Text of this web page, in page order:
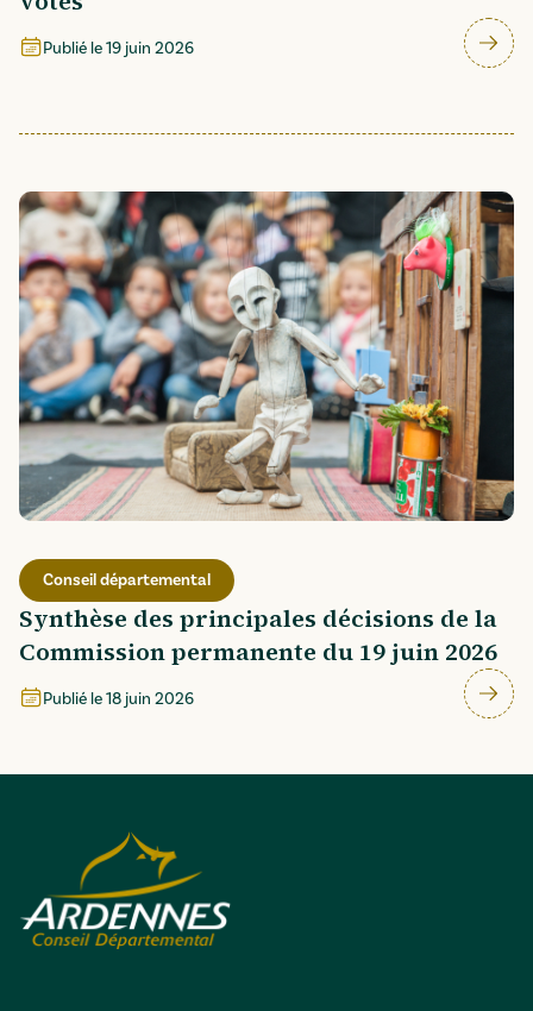
Publié le19 juin 2026
Conseil départemental
Synthèse des principales décisions de la
Commission permanente du 19 juin 2026
Publié le18 juin 2026